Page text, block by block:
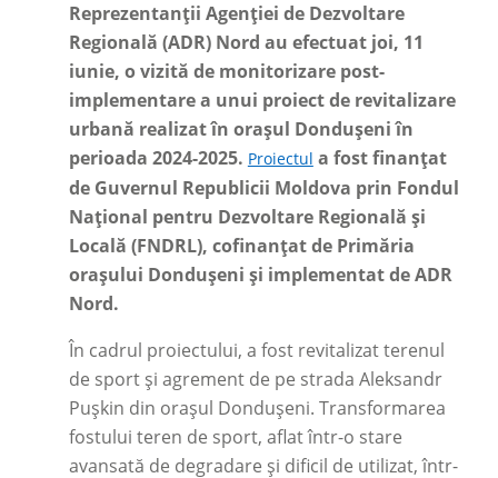
Reprezentanții Agenției de Dezvoltare
Regională (ADR) Nord au efectuat joi, 11
iunie, o vizită de monitorizare post-
implementare a unui proiect de revitalizare
urbană realizat în orașul Dondușeni în
perioada 2024-2025. Proiectul a fost finanțat
de Guvernul Republicii Moldova prin Fondul
Național pentru Dezvoltare Regională și
Locală (FNDRL), cofinanțat de Primăria
orașului Dondușeni și implementat de ADR
Nord.
În cadrul proiectului, a fost revitalizat terenul
de sport și agrement de pe strada Aleksandr
Pușkin din orașul Dondușeni. Transformarea
fostului teren de sport, aflat într-o stare
avansată de degradare și dificil de utilizat, într-